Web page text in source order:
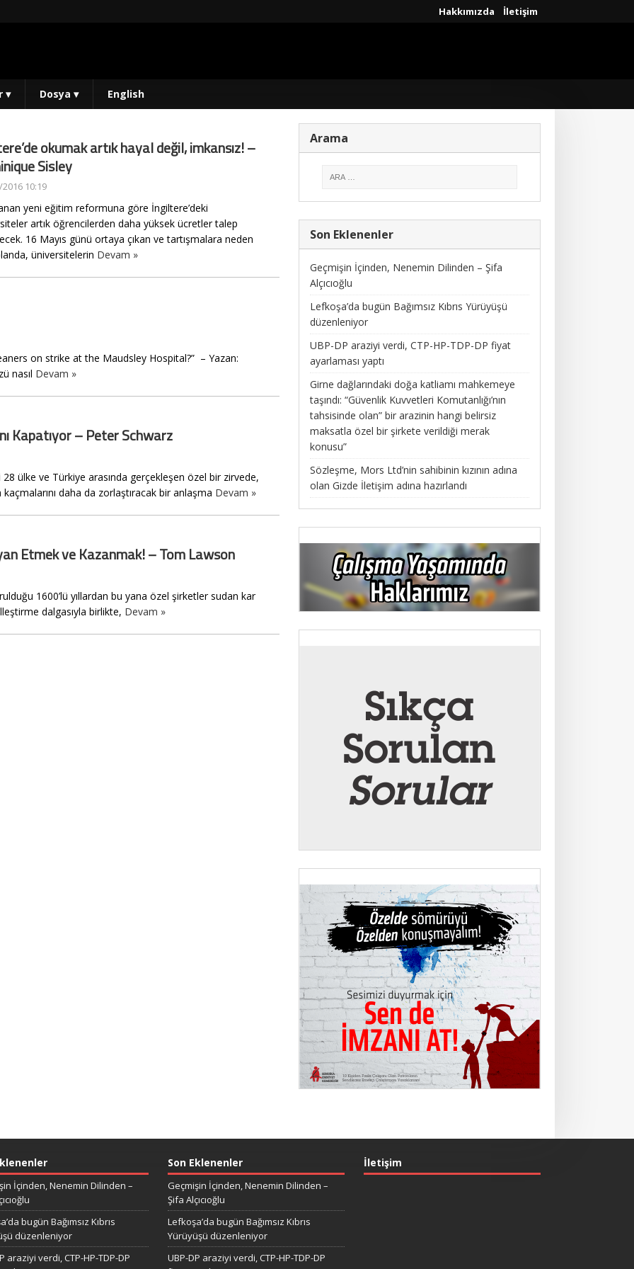
Hakkımızda İletişim
▾ Dosya ▾ English
okumak artık hayal değil, imkansız! –
Sisley
10:19
yeni eğitim reformuna göre İngiltere’deki
artık öğrencilerden daha yüksek ücretler talep
16 Mayıs günü ortaya çıkan ve tartışmalara neden
üniversitelerin Devam »
on strike at the Maudsley Hospital?” – Yazan:
nasıl Devam »
Kapatıyor – Peter Schwarz
ülke ve Türkiye arasında gerçekleşen özel bir zirvede,
daha da zorlaştıracak bir anlaşma Devam »
Etmek ve Kazanmak! – Tom Lawson
1600’lü yıllardan bu yana özel şirketler sudan kar
dalgasıyla birlikte, Devam »
Arama
Son Eklenenler
Geçmişin İçinden, Nenemin Dilinden – Şifa
Alçıcıoğlu
Lefkoşa’da bugün Bağımsız Kıbrıs Yürüyüşü
düzenleniyor
UBP-DP araziyi verdi, CTP-HP-TDP-DP fiyat
ayarlaması yaptı
Girne dağlarındaki doğa katliamı mahkemeye
taşındı: “Güvenlik Kuvvetleri Komutanlığı’nın
tahsisinde olan” bir arazinin hangi belirsiz
maksatla özel bir şirkete verildiği merak
konusu”
Sözleşme, Mors Ltd’nin sahibinin kızının adına
olan Gizde İletişim adına hazırlandı
İçinden, Nenemin Dilinden –
bugün Bağımsız Kıbrıs
düzenleniyor
araziyi verdi, CTP-HP-TDP-DP
Son Eklenenler
Geçmişin İçinden, Nenemin Dilinden –
Şifa Alçıcıoğlu
Lefkoşa’da bugün Bağımsız Kıbrıs
Yürüyüşü düzenleniyor
UBP-DP araziyi verdi, CTP-HP-TDP-DP
İletişim